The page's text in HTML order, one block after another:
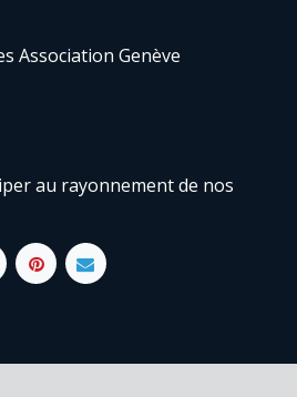
Association Genève
au rayonnement de nos